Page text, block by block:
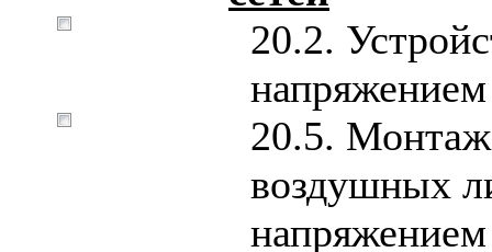
20.2.
20.5.
воздушных